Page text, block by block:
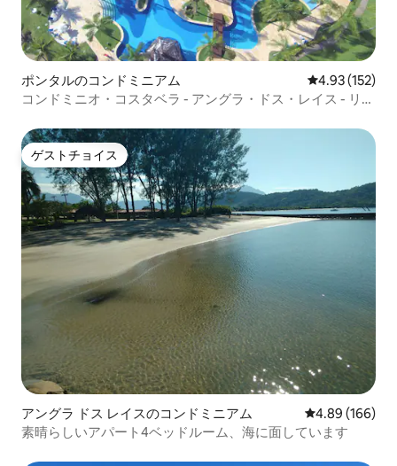
ポンタルのコンドミニアム レビュー152
4.93 (152)
コンドミニオ・コスタベラ - アングラ・ドス・レイス - リ
ゲストチョイス
ゲストチョイス
アングラ ドス レイスのコンドミニアム レビュー166
4.89 (166)
素晴らしいアパート4ベッドルーム、海に面しています